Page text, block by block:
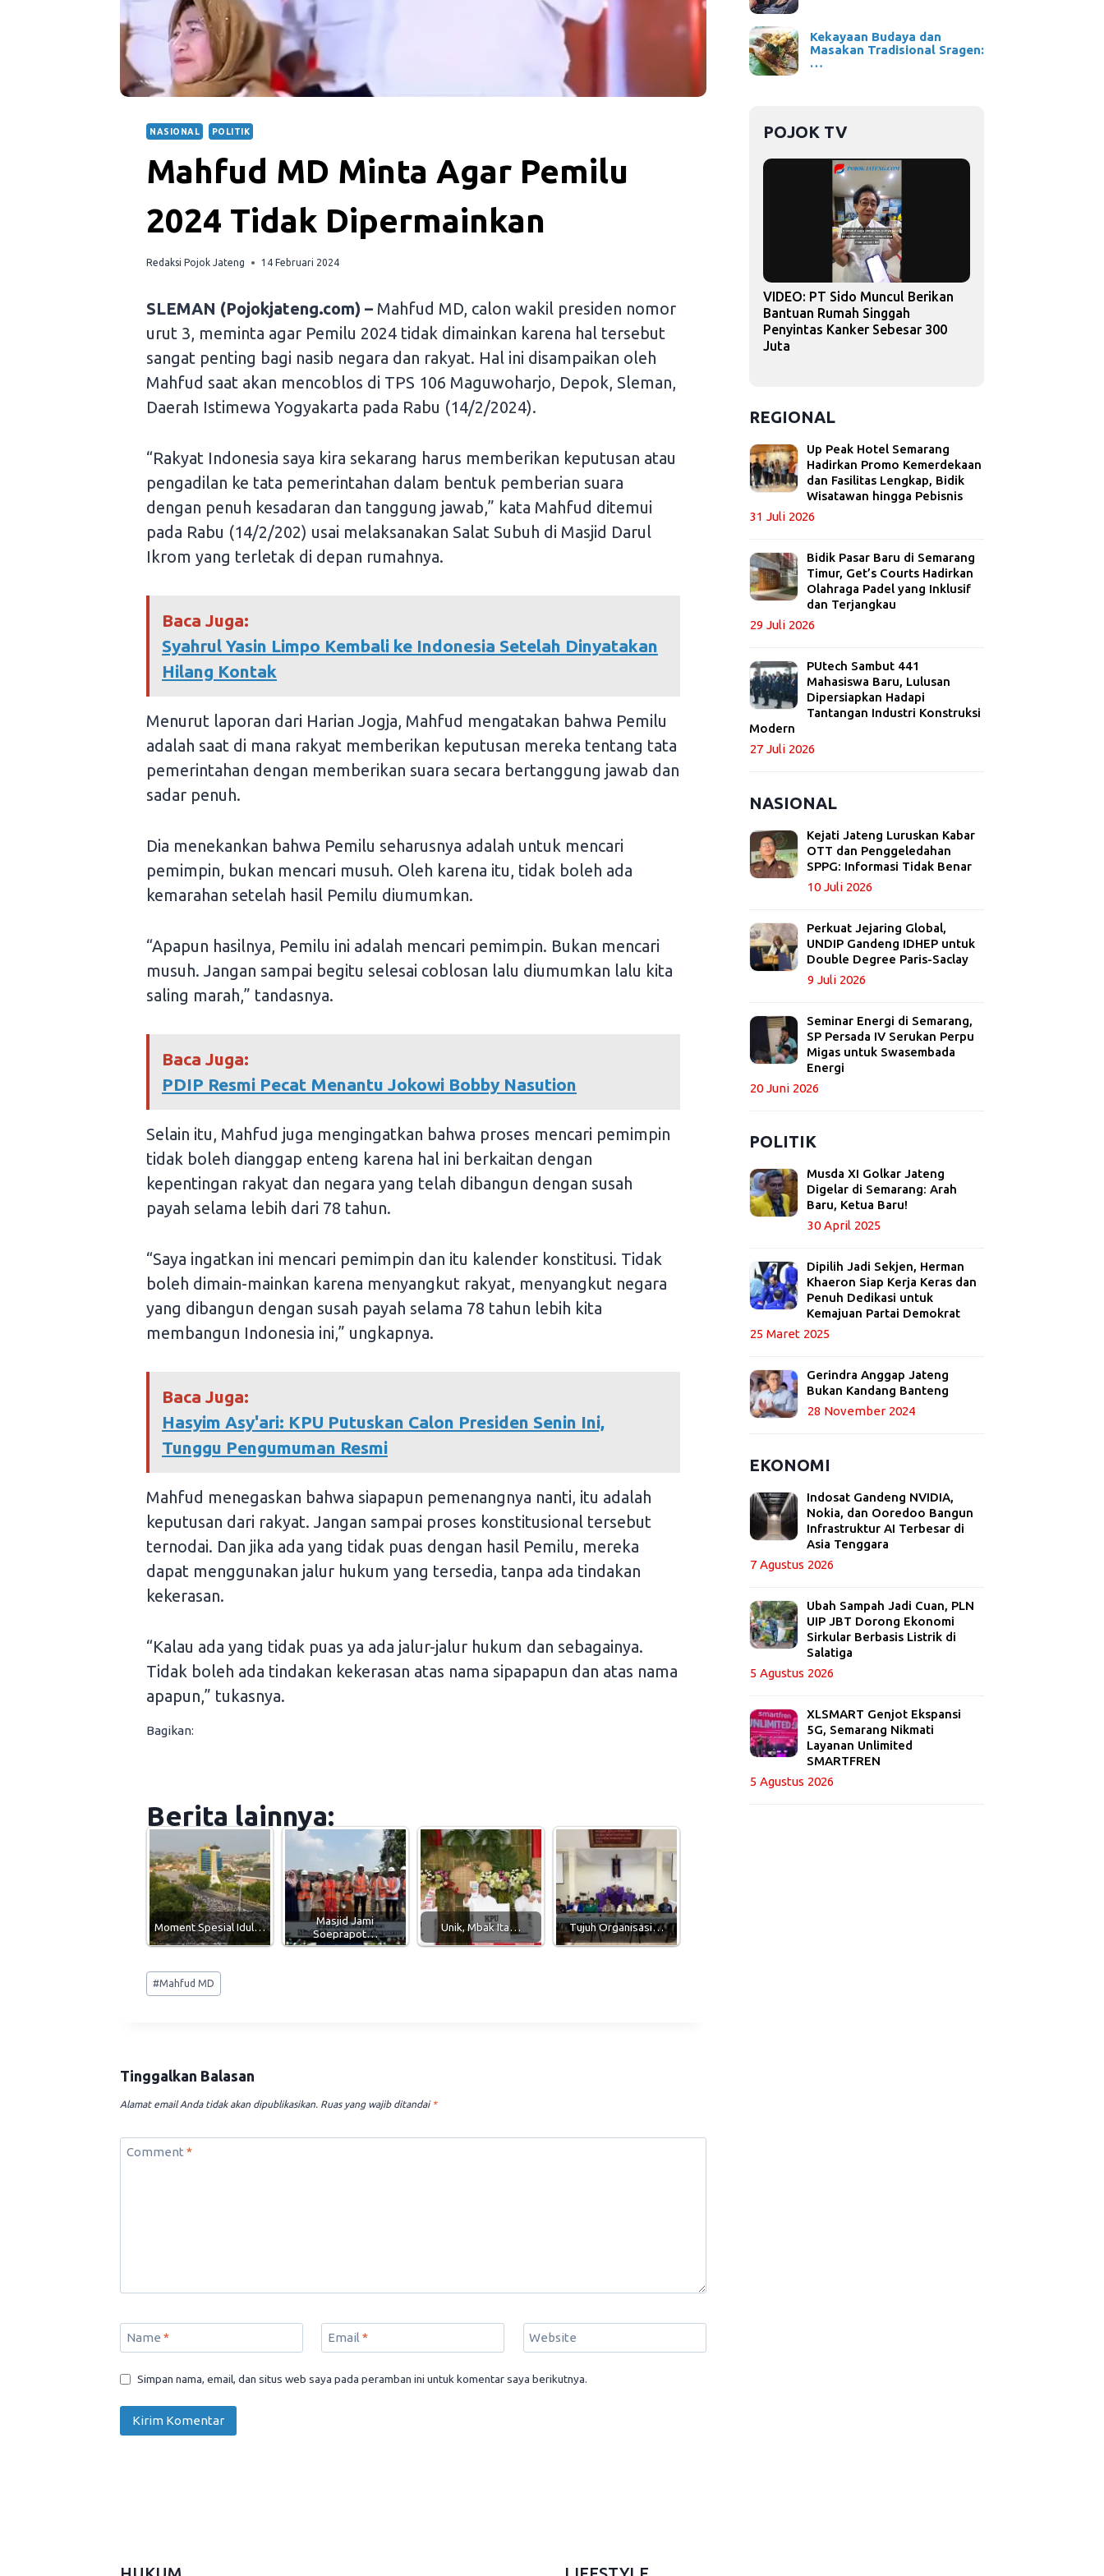
NASIONAL POLITIK
Mahfud MD Minta Agar Pemilu
2024 Tidak Dipermainkan
Redaksi Pojok Jateng 14 Februari 2024
SLEMAN (Pojokjateng.com) – Mahfud MD, calon wakil presiden nomor
urut 3, meminta agar Pemilu 2024 tidak dimainkan karena hal tersebut
sangat penting bagi nasib negara dan rakyat. Hal ini disampaikan oleh
Mahfud saat akan mencoblos di TPS 106 Maguwoharjo, Depok, Sleman,
Daerah Istimewa Yogyakarta pada Rabu (14/2/2024).
“Rakyat Indonesia saya kira sekarang harus memberikan keputusan atau
pengadilan ke tata pemerintahan dalam bentuk pemberian suara
dengan penuh kesadaran dan tanggung jawab,” kata Mahfud ditemui
pada Rabu (14/2/202) usai melaksanakan Salat Subuh di Masjid Darul
Ikrom yang terletak di depan rumahnya.
Baca Juga:
Syahrul Yasin Limpo Kembali ke Indonesia Setelah Dinyatakan
Hilang Kontak
Menurut laporan dari Harian Jogja, Mahfud mengatakan bahwa Pemilu
adalah saat di mana rakyat memberikan keputusan mereka tentang tata
pemerintahan dengan memberikan suara secara bertanggung jawab dan
sadar penuh.
Dia menekankan bahwa Pemilu seharusnya adalah untuk mencari
pemimpin, bukan mencari musuh. Oleh karena itu, tidak boleh ada
kemarahan setelah hasil Pemilu diumumkan.
“Apapun hasilnya, Pemilu ini adalah mencari pemimpin. Bukan mencari
musuh. Jangan sampai begitu selesai coblosan lalu diumumkan lalu kita
saling marah,” tandasnya.
Baca Juga:
PDIP Resmi Pecat Menantu Jokowi Bobby Nasution
Selain itu, Mahfud juga mengingatkan bahwa proses mencari pemimpin
tidak boleh dianggap enteng karena hal ini berkaitan dengan
kepentingan rakyat dan negara yang telah dibangun dengan susah
payah selama lebih dari 78 tahun.
“Saya ingatkan ini mencari pemimpin dan itu kalender konstitusi. Tidak
boleh dimain-mainkan karena menyangkut rakyat, menyangkut negara
yang dibangun dengan susah payah selama 78 tahun lebih kita
membangun Indonesia ini,” ungkapnya.
Baca Juga:
Hasyim Asy'ari: KPU Putuskan Calon Presiden Senin Ini,
Tunggu Pengumuman Resmi
Mahfud menegaskan bahwa siapapun pemenangnya nanti, itu adalah
keputusan dari rakyat. Jangan sampai proses konstitusional tersebut
ternodai. Dan jika ada yang tidak puas dengan hasil Pemilu, mereka
dapat menggunakan jalur hukum yang tersedia, tanpa ada tindakan
kekerasan.
“Kalau ada yang tidak puas ya ada jalur-jalur hukum dan sebagainya.
Tidak boleh ada tindakan kekerasan atas nama sipapapun dan atas nama
apapun,” tukasnya.
Bagikan:
Berita lainnya:
Moment Spesial Idul…
Masjid Jami
Soeprapot…
Unik, Mbak Ita… Tujuh Organisasi…
Post
Tags:
#Mahfud MD
Tinggalkan Balasan
Alamat email Anda tidak akan dipublikasikan. Ruas yang wajib ditandai *
Comment *
Name * Email * Website
Simpan nama, email, dan situs web saya pada peramban ini untuk komentar saya berikutnya.
Kekayaan Budaya dan
Masakan Tradisional Sragen:
…
POJOK TV
VIDEO: PT Sido Muncul Berikan
Bantuan Rumah Singgah
Penyintas Kanker Sebesar 300
Juta
REGIONAL
Up Peak Hotel Semarang
Hadirkan Promo Kemerdekaan
dan Fasilitas Lengkap, Bidik
Wisatawan hingga Pebisnis
31 Juli 2026
Bidik Pasar Baru di Semarang
Timur, Get’s Courts Hadirkan
Olahraga Padel yang Inklusif
dan Terjangkau
29 Juli 2026
PUtech Sambut 441
Mahasiswa Baru, Lulusan
Dipersiapkan Hadapi
Tantangan Industri Konstruksi
Modern
27 Juli 2026
NASIONAL
Kejati Jateng Luruskan Kabar
OTT dan Penggeledahan
SPPG: Informasi Tidak Benar
10 Juli 2026
Perkuat Jejaring Global,
UNDIP Gandeng IDHEP untuk
Double Degree Paris-Saclay
9 Juli 2026
Seminar Energi di Semarang,
SP Persada IV Serukan Perpu
Migas untuk Swasembada
Energi
20 Juni 2026
POLITIK
Musda XI Golkar Jateng
Digelar di Semarang: Arah
Baru, Ketua Baru!
30 April 2025
Dipilih Jadi Sekjen, Herman
Khaeron Siap Kerja Keras dan
Penuh Dedikasi untuk
Kemajuan Partai Demokrat
25 Maret 2025
Gerindra Anggap Jateng
Bukan Kandang Banteng
28 November 2024
EKONOMI
Indosat Gandeng NVIDIA,
Nokia, dan Ooredoo Bangun
Infrastruktur AI Terbesar di
Asia Tenggara
7 Agustus 2026
Ubah Sampah Jadi Cuan, PLN
UIP JBT Dorong Ekonomi
Sirkular Berbasis Listrik di
Salatiga
5 Agustus 2026
XLSMART Genjot Ekspansi
5G, Semarang Nikmati
Layanan Unlimited
SMARTFREN
5 Agustus 2026